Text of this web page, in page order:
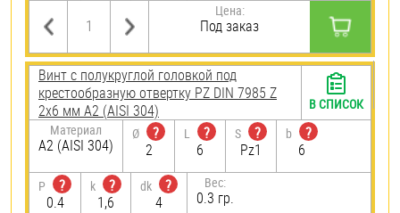
Цена:
Под заказ
Винт с полукруглой головкой под
крестообразную отвертку PZ DIN 7985 Z
2х6 мм А2 (AISI 304)
Материал
А2 (AISI 304)
Ø
?
2
L
?
6
S
?
Pz1
b
?
6
P
?
0.4
k
?
1,6
dk
?
4
Вес:
0.3 гр.
В СПИСОК